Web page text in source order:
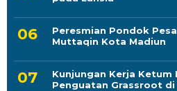
Peresmian Pondok
Muttaqin Kota Madiun
Kunjungan Kerja Ketum
Penguatan Grassroot di